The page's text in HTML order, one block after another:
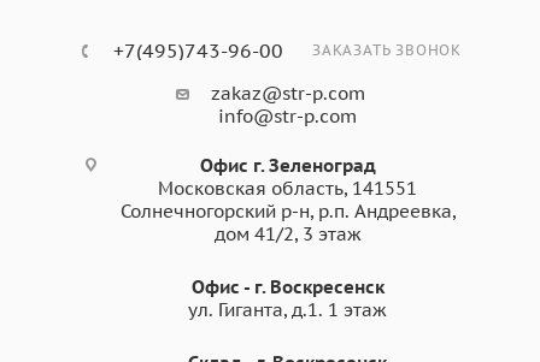
+7(495)743-96-00 ЗАКАЗАТЬ ЗВОНОК
zakaz@str-p.com
info@str-p.com
Офис г. Зеленоград
Московская область, 141551
Солнечногорский р-н, р.п. Андреевка,
дом 41/2, 3 этаж
Офис - г. Воскресенск
ул. Гиганта, д.1. 1 этаж